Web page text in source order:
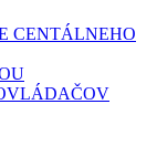
CENTÁLNEHO